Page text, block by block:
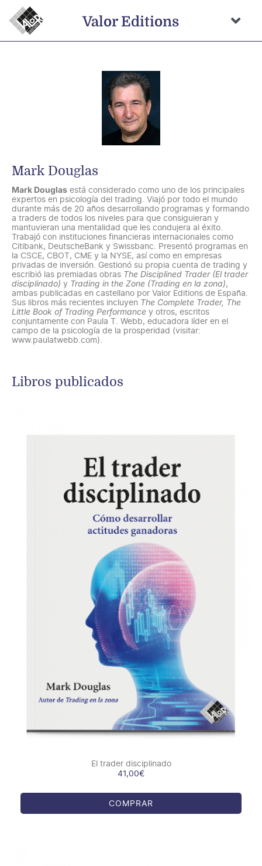
contenido
Valor Editions
Catálogo
Distribución
Contacto
Carrito
Mark Douglas
Mark Douglas está considerado como uno de los principales
expertos en psicología del trading. Viajó por todo el mundo
durante más de 20 años desarrollando programas y formando
a traders de todos los niveles para que consiguieran y
mantuvieran una mentalidad que les condujera al éxito.
Trabajó con instituciones financieras internacionales como
Citibank, DeutscheBank y Swissbanc. Presentó programas en
la CSCE, CBOT, CME y la NYSE, así como en empresas
privadas de inversión. Gestionó su propia cuenta de trading y
escribió las premiadas obras The Disciplined Trader (El trader
disciplinado) y Trading in the Zone (Trading en la zona),
ambas publicadas en castellano por Valor Editions de España.
Sus libros más recientes incluyen The Complete Trader, The
Little Book of Trading Performance y otros, escritos
conjuntamente con Paula T. Webb, educadora líder en el
campo de la psicología de la prosperidad (visitar:
www.paulatwebb.com).
Libros publicados
COMPRAR / DETALLES
El trader disciplinado
41,00€
COMPRAR